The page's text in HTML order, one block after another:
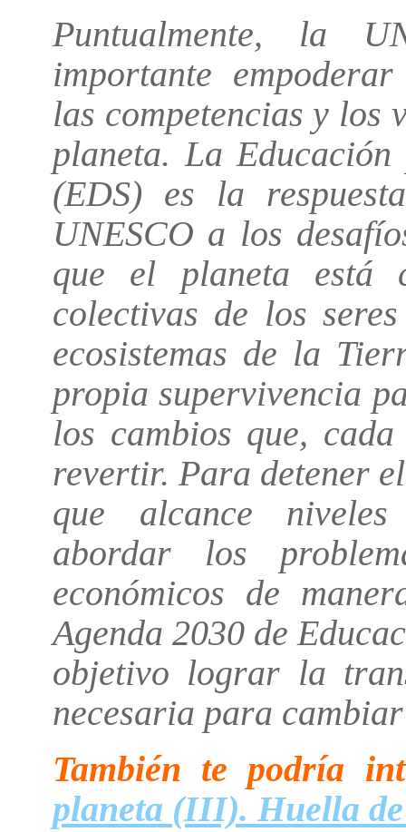
Puntualmente, la
importante
las competencias y los
planeta. La
(EDS) es la
UNESCO a los
que el planeta está
colectivas de los
ecosistemas de la
propia supervivencia
los cambios que,
revertir. Para detener
que alcance
abordar los
económicos de
Agenda 2030 de
objetivo lograr la
necesaria para
También te podría
planeta (III). Huella